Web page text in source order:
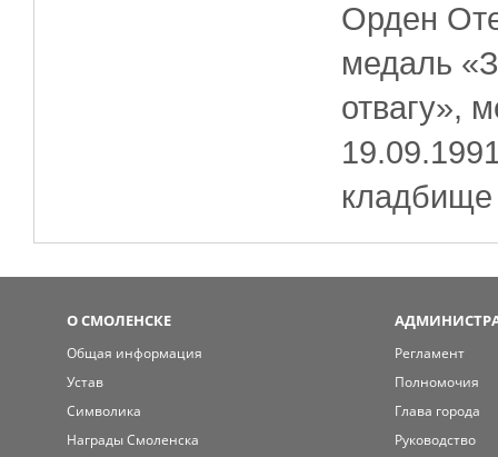
Орден
медаль
отвагу»,
кладбище
О СМОЛЕНСКЕ
Общая информация
Устав
Символика
Награды Смоленска
Регламент
Полномочия
Глава города
Руководство